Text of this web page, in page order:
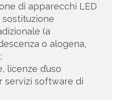
di apparecchi LED
sostituzione
(a
o alogena,
licenze d’uso
servizi software di